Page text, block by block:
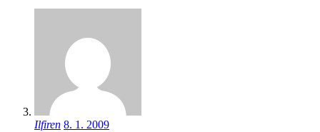
Ilfiren 8. 1. 2009